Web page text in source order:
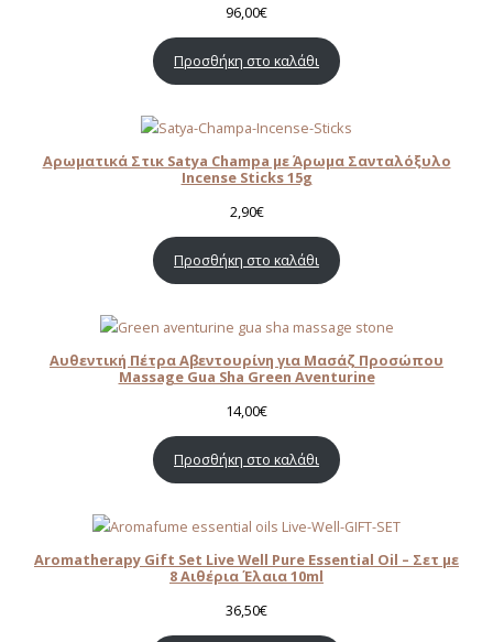
96,00€
Προσθήκη στο καλάθι
Αρωματικά Στικ Satya Champa με Άρωμα Σανταλόξυλο
Incense Sticks 15g
2,90€
Προσθήκη στο καλάθι
Αυθεντική Πέτρα Αβεντουρίνη για Μασάζ Προσώπου
Massage Gua Sha Green Aventurine
14,00€
Προσθήκη στο καλάθι
Aromatherapy Gift Set Live Well Pure Essential Oil – Σετ με
8 Αιθέρια Έλαια 10ml
36,50€